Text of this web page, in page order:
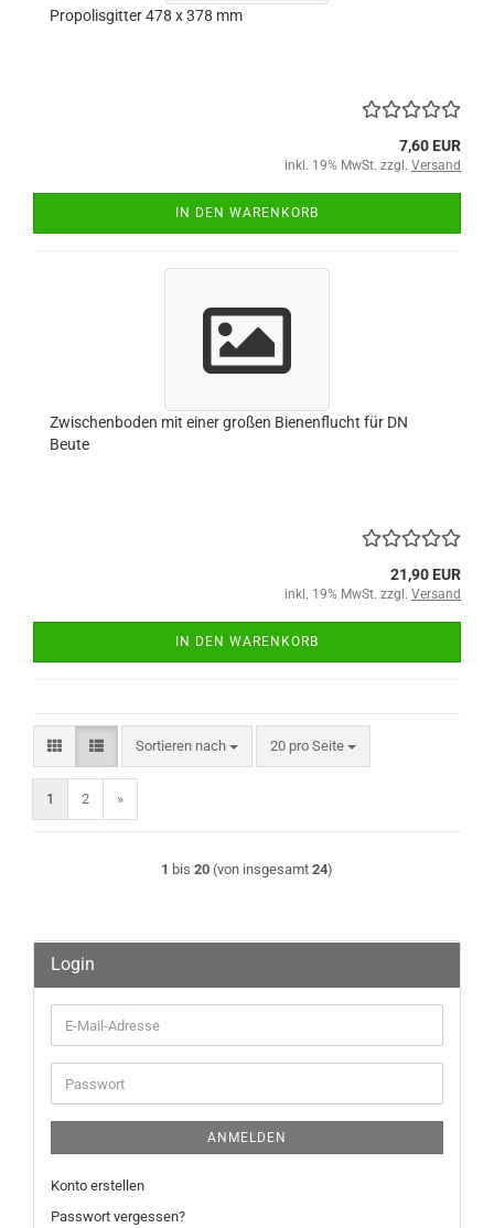
Propolisgitter 478 x 378 mm
7,60 EUR
inkl. 19% MwSt. zzgl. Versand
IN DEN WARENKORB
Zwischenboden mit einer großen Bienenflucht für DN
Beute
21,90 EUR
inkl. 19% MwSt. zzgl. Versand
IN DEN WARENKORB
Sortieren nach
Sortieren nach 20 pro Seite
pro Seite
1 2 »
1 bis 20 (von insgesamt 24)
Login
E-
Mail-
Adresse
Passwort
ANMELDEN
Konto erstellen
Passwort vergessen?